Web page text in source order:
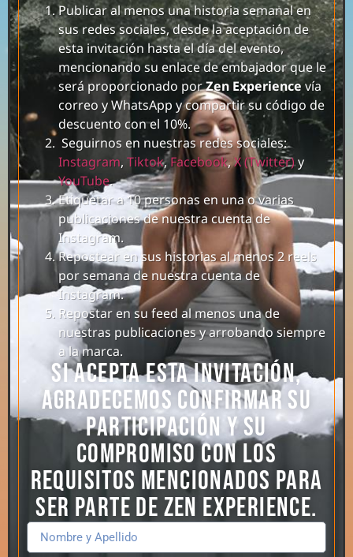
Publicar al menos una historia semanal en
sus redes sociales, desde la aceptación de
esta invitación hasta el día del evento,
mencionando su enlace de embajador que le
será proporcionado porZen Experiencevía
correo y WhatsApp y compartir su código de
descuento con el 10%.
Seguirnos en nuestras redes sociales:
Instagram,Tiktok,Facebook,X (Twitter)y
YouTube.
Etiquetar a 10 personas en una o varias
publicaciones de nuestra cuenta de
Instagram.
Repostear en sus historias al menos 2 reels
por semana de nuestra cuenta de
Instagram.
Repostar en su feed al menos una de
nuestras publicaciones y arrobando siempre
a la marca.
Si acepta esta invitación,
agradecemos confirmar su
participación y su
compromiso con los
requisitos mencionados para
ser parte de Zen Experience.